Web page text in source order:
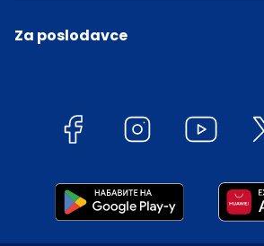
Za poslodavce